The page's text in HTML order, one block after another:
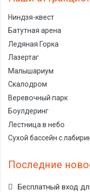
Ниндзя-квест
Батутная арена
Ледяная Горка
Лазертаг
Малышариум
Скалодром
Веревочный парк
Боулдеринг
Лестница в небо
Сухой бассейн с
Последние
Бесплатный вход